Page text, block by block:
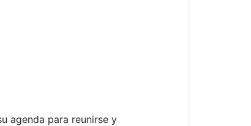
agenda para reunirse y